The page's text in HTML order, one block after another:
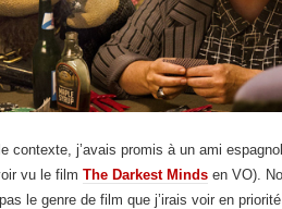
contexte, j’avais promis à un ami
vu le film The Darkest Minds en VO).
pas le genre de film que j’irais voir en